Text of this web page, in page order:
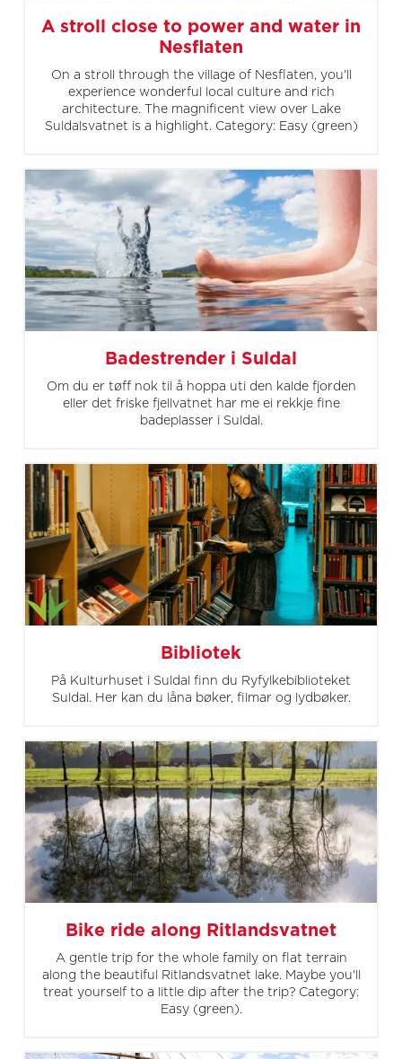
A stroll close to power and water in
Nesflaten
On a stroll through the village of Nesflaten, you'll
experience wonderful local culture and rich
architecture. The magnificent view over Lake
Suldalsvatnet is a highlight. Category: Easy (green)
Badestrender i Suldal
Om du er tøff nok til å hoppa uti den kalde fjorden
eller det friske fjellvatnet har me ei rekkje fine
badeplasser i Suldal.
Bibliotek
På Kulturhuset i Suldal finn du Ryfylkebiblioteket
Suldal. Her kan du låna bøker, filmar og lydbøker.
Bike ride along Ritlandsvatnet
A gentle trip for the whole family on flat terrain
along the beautiful Ritlandsvatnet lake. Maybe you'll
treat yourself to a little dip after the trip? Category:
Easy (green).